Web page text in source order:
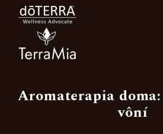
Aromaterapia
vôní